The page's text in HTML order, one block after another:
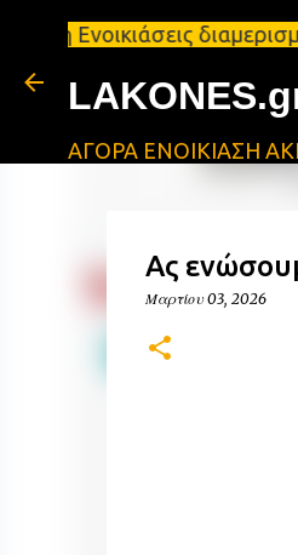
ΑΓΟΡΑ ΕΝΟΙΚΙΑΣΗ
Ας
Μαρτίου 03, 2026